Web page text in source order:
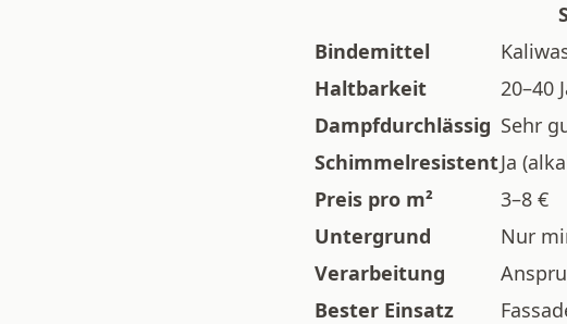
Bindemittel
Haltbarkeit
20–40
Dampfdurchlässig Sehr
SchimmelresistentJa
Preis pro m²
3–8 €
Untergrund
Nur
Verarbeitung
Bester Einsatz